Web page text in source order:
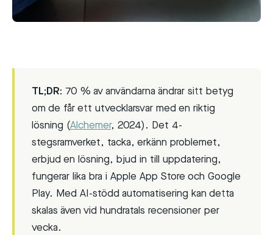
TL;DR: 70 % av användarna ändrar sitt betyg
om de får ett utvecklarsvar med en riktig
lösning (Alchemer, 2024). Det 4-
stegsramverket, tacka, erkänn problemet,
erbjud en lösning, bjud in till uppdatering,
fungerar lika bra i Apple App Store och Google
Play. Med AI-stödd automatisering kan detta
skalas även vid hundratals recensioner per
vecka.